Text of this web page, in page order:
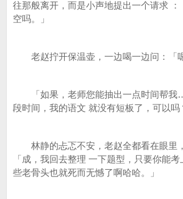
往那般离开，而是小声地提出一个请求
空吗。」
老赵拧开保温壶，一边喝一边问：「嗯
「如果，老师您能抽出一点时间帮我
段时间，我的语文 就没有短板了，可以吗
林静的忐忑不安，老赵全都看在眼里
「成，我回去整理 一下题型，只要你能
些老骨头也就死而无憾了啊哈哈。」